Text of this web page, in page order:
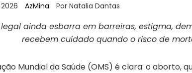
AzMina Por Natalia Dantas
ainda esbarra em barreiras, estigma,
recebem cuidado quando o risco de
Mundial da Saúde (OMS) é clara: o aborto,